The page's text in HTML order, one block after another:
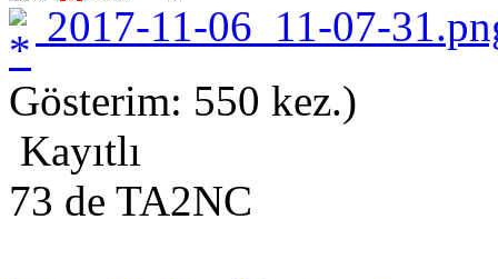
2017-11-06_11-07-
Gösterim: 550 kez.)
Kayıtlı
73 de TA2NC